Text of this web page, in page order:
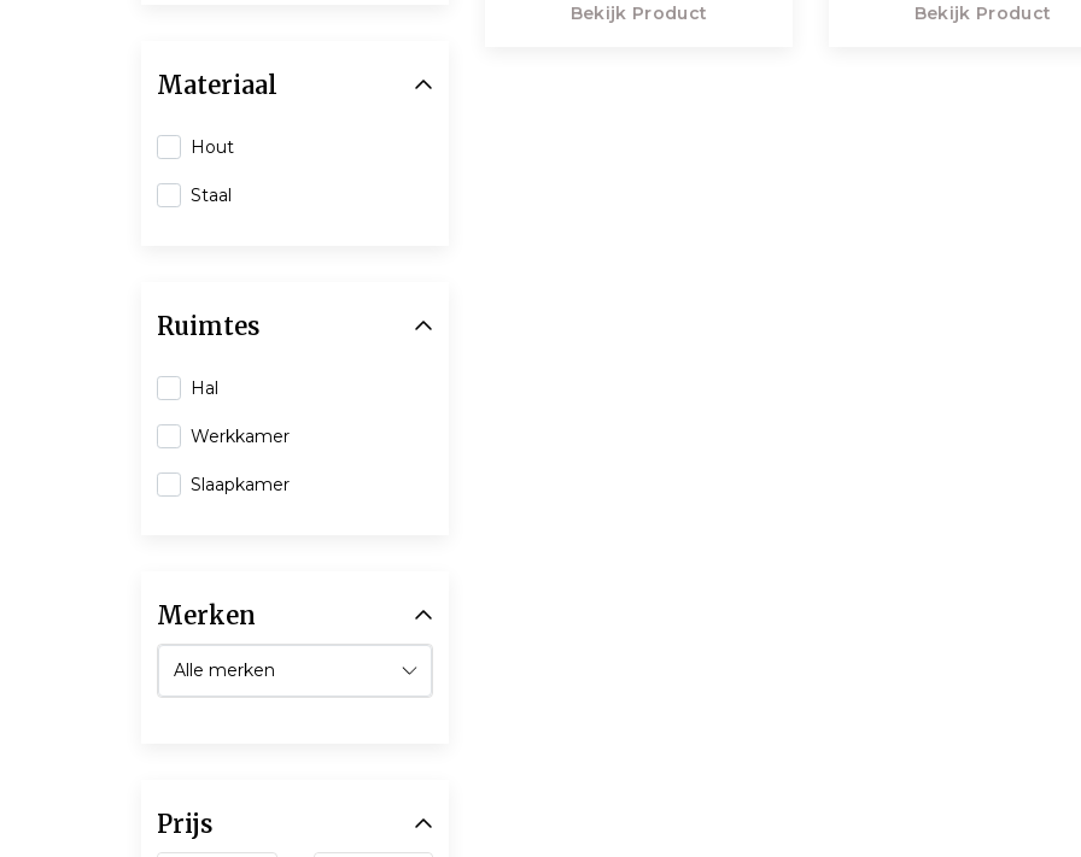
Bekijk Product Bekijk Product
Materiaal
Hout
Staal
Ruimtes
Hal
Werkkamer
Slaapkamer
Merken
Prijs